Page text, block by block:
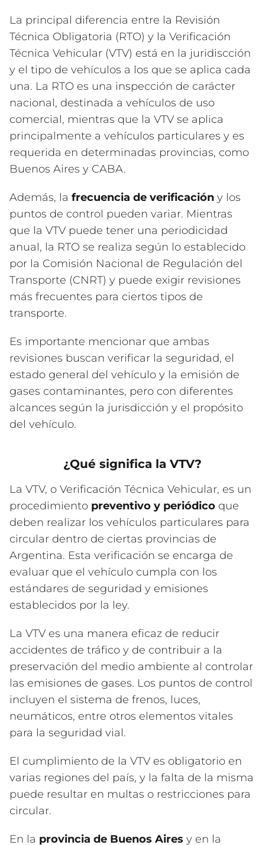
La principal diferencia entre la Revisión
Técnica Obligatoria (RTO) y la Verificación
Técnica Vehicular (VTV) está en la juridiscción
y el tipo de vehículos a los que se aplica cada
una. La RTO es una inspección de carácter
nacional, destinada a vehículos de uso
comercial, mientras que la VTV se aplica
principalmente a vehículos particulares y es
requerida en determinadas provincias, como
Buenos Aires y CABA.
Además, la frecuencia de verificación y los
puntos de control pueden variar. Mientras
que la VTV puede tener una periodicidad
anual, la RTO se realiza según lo establecido
por la Comisión Nacional de Regulación del
Transporte (CNRT) y puede exigir revisiones
más frecuentes para ciertos tipos de
transporte.
Es importante mencionar que ambas
revisiones buscan verificar la seguridad, el
estado general del vehículo y la emisión de
gases contaminantes, pero con diferentes
alcances según la jurisdicción y el propósito
del vehículo.
¿Qué significa la VTV?
La VTV, o Verificación Técnica Vehicular, es un
procedimiento preventivo y periódico que
deben realizar los vehículos particulares para
circular dentro de ciertas provincias de
Argentina. Esta verificación se encarga de
evaluar que el vehículo cumpla con los
estándares de seguridad y emisiones
establecidos por la ley.
La VTV es una manera eficaz de reducir
accidentes de tráfico y de contribuir a la
preservación del medio ambiente al controlar
las emisiones de gases. Los puntos de control
incluyen el sistema de frenos, luces,
neumáticos, entre otros elementos vitales
para la seguridad vial.
El cumplimiento de la VTV es obligatorio en
varias regiones del país, y la falta de la misma
puede resultar en multas o restricciones para
circular.
En la provincia de Buenos Aires y en la